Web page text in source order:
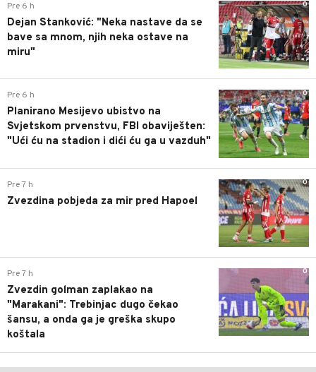
0
Pre 6 h
Dejan Stanković: "Neka nastave da se
bave sa mnom, njih neka ostave na
miru"
0
Pre 6 h
Planirano Mesijevo ubistvo na
Svjetskom prvenstvu, FBI obaviješten:
"Ući ću na stadion i dići ću ga u vazduh"
0
Pre 7 h
Zvezdina pobjeda za mir pred Hapoel
0
Pre 7 h
Zvezdin golman zaplakao na
"Marakani": Trebinjac dugo čekao
šansu, a onda ga je greška skupo
koštala